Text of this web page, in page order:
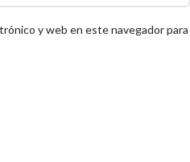
y web en este navegador para